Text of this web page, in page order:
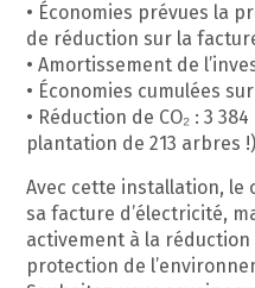
• Économies prévues la
de réduction sur la
• Amortissement de
• Économies cumulées
• Réduction de CO₂ : 3
plantation de 213 arbres !)
Avec cette installation,
sa facture d’électricité,
activement à la réduction
protection de